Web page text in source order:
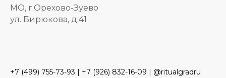
МО, г.Орехово-Зуево
ул. Бирюкова, д.41
+7 (499) 755-73-93 +7 (926) 832-16-09 | @ritualgradru